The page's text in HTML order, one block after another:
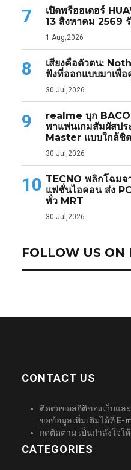
7
เปิดพรีออเดอร์
13 สิงหาคม 2569
1 Aug,2026
8
เสียงคือตัวตน:
ฟังที่ออกแบบมาเพื่
30 Jul,2026
9
realme บุก
พาแฟนเกมสัมผัสป
Master แบบใกล้ชิด
30 Jul,2026
10 TECNO พลิกโฉมจ
แฟชั่นไอคอน ส่ง
ทั่ว MRT
30 Jul,2026
FOLLOW US ON
CONTACT US
ติดต่อขอสถิติของเว็บแล
ขอข้อมูลเพิ่มเติมได้ที่ E-
กดติดตาม เป็นกำลังใจให้
CATEGORIES